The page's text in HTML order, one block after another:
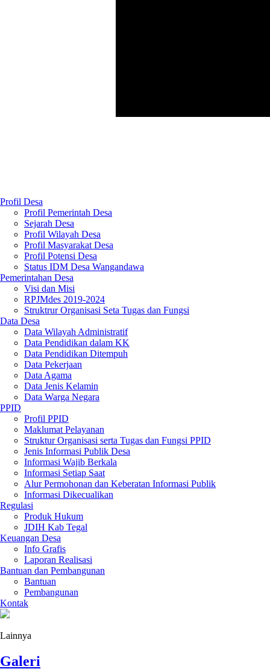
Profil Desa
Profil Pemerintah Desa
Sejarah Desa
Profil Wilayah Desa
Profil Masyarakat Desa
Profil Potensi Desa
Status IDM Desa Wangandawa
Pemerintahan Desa
Visi dan Misi
RPJMdes 2019-2024
Struktrur Organisasi Seta Tugas dan Fungsi
Data Desa
Data Wilayah Administratif
Data Pendidikan dalam KK
Data Pendidikan Ditempuh
Data Pekerjaan
Data Agama
Data Jenis Kelamin
Data Warga Negara
PPID
Profil PPID
Maklumat Pelayanan
Struktur Organisasi serta Tugas dan Fungsi PPID
Jenis Informasi Publik Desa
Informasi Wajib Berkala
Informasi Setiap Saat
Alur Permohonan dan Keberatan Informasi Publik
Informasi Dikecualikan
Regulasi
Produk Hukum
JDIH Kab Tegal
Keuangan Desa
Info Grafis
Laporan Realisasi
Bantuan dan Pembangunan
Bantuan
Pembangunan
Kontak
Lainnya
Galeri